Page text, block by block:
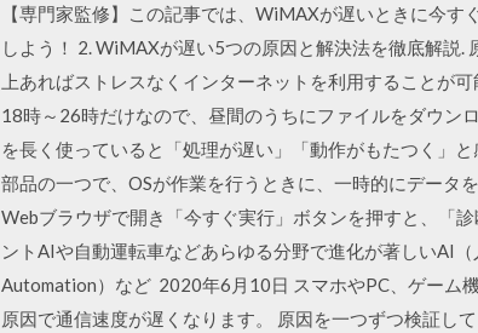
【専門家監修】この記事では、WiMAXが遅いときに今
しよう！ 2. WiMAXが遅い5つの原因と解決法を徹底解
上あればストレスなくインターネットを利用することが
18時～26時だけなので、昼間のうちにファイルをダウン
を長く使っていると「処理が遅い」「動作がもたつく」
部品の一つで、OSが作業を行うときに、一時的にデータ
Webブラウザで開き「今すぐ実行」ボタンを押すと、「
ントAIや自動運転車などあらゆる分野で進化が著しいAI
Automation）など 2020年6月10日 スマホやPC、ゲーム
原因で通信速度が遅くなります。 原因を一つずつ検証し